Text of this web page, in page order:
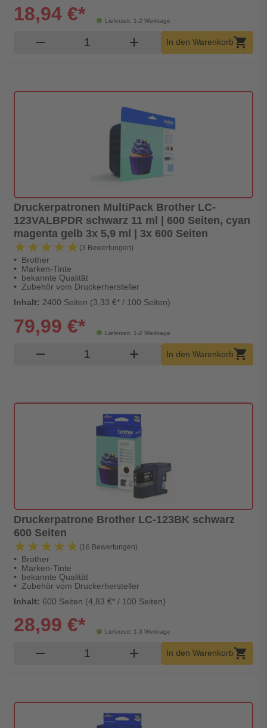
Lieferzeit: 1-2 Werktage
18,94 €*
remove Produkt Warenkorb Menge
add In den Warenkorbshopping_cart
Druckerpatronen MultiPack Brother LC-
123VALBPDR schwarz 11 ml | 600 Seiten, cyan
magenta gelb 3x 5,9 ml | 3x 600 Seiten
★★★★★
★★★★★ (3 Bewertungen)
Brother
Marken-Tinte
bekannte Qualität
Zubehör vom Druckerhersteller
Inhalt: 2400 Seiten (3,33 €* / 100 Seiten)
Lieferzeit: 1-2 Werktage
79,99 €*
remove Produkt Warenkorb Menge
add In den Warenkorb shopping_cart
Druckerpatrone Brother LC-123BK schwarz
600 Seiten
★★★★★
★★★★★ (16 Bewertungen)
Brother
Marken-Tinte
bekannte Qualität
Zubehör vom Druckerhersteller
Inhalt: 600 Seiten (4,83 €* / 100 Seiten)
Lieferzeit: 1-3 Werktage
28,99 €*
remove Produkt Warenkorb Menge
add In den Warenkorbshopping_cart